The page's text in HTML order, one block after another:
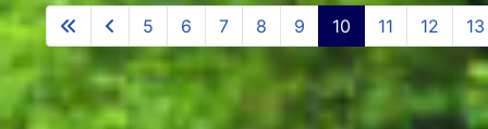
5 6 7 8 9 10 11 12 13